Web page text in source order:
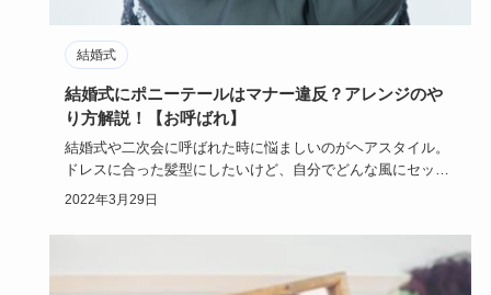
結婚式
結婚式にポニーテールはマナー違反？アレンジのや
り方解説！【お呼ばれ】
結婚式や二次会に呼ばれた時に悩ましいのがヘアスタイル。
ドレスに合った髪型にしたいけど、自分でどんな風にセット
していいか分か…
2022年3月29日